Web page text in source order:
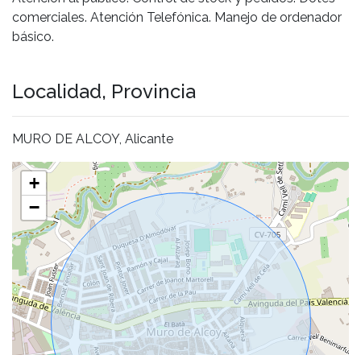
comerciales. Atención Telefónica. Manejo de ordenador
básico.
Localidad, Provincia
MURO DE ALCOY, Alicante
+
−